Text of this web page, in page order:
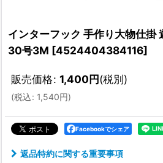
インターフック 手作り大物仕掛
30号3M [4524404384116]
販売価格: 1,400円(税別)
(税込: 1,540円)
Facebookでシェア
返品特約に関する重要事項